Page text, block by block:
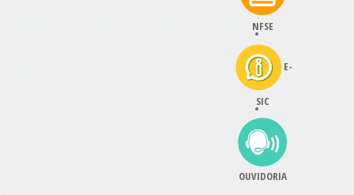
NFSE
E-
SIC
OUVIDORIA